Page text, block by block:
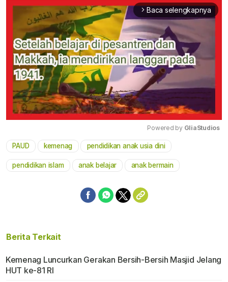
arrow_forward_ios Baca selengkapnya
Powered by GliaStudios
PAUD kemenag pendidikan anak usia dini
pendidikan islam anak belajar anak bermain
Berita Terkait
Kemenag Luncurkan Gerakan Bersih-Bersih Masjid Jelang
HUT ke-81 RI